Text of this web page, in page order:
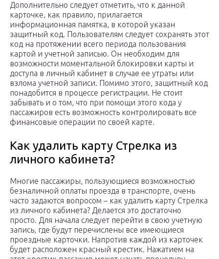
Дополнительно следует отметить, что к данной
карточке, как правило, прилагается
информационная памятка, в которой указан
защитный код. Пользователям следует сохранять этот
код на протяжении всего периода пользования
картой и учетной записью. Он необходим для
возможности моментальной блокировки карты и
доступа в личный кабинет в случае ее утраты или
взлома учетной записи. Помимо этого, защитный код
понадобится в процессе регистрации. Не стоит
забывать и о том, что при помощи этого кода у
пассажиров есть возможность контролировать все
финансовые операции по своей карте.
Как удалить карту Стрелка из
личного кабинета?
Многие пассажиры, пользующиеся возможностью
безналичной оплаты проезда в транспорте, очень
часто задаются вопросом – как удалить карту Стрелка
из личного кабинета? Делается это достаточно
просто. Для начала следует перейти в свою учетную
запись, где будут перечислены все имеющиеся
проездные карточки. Напротив каждой из карточек
будет расположен красный крестик. Нажатием на